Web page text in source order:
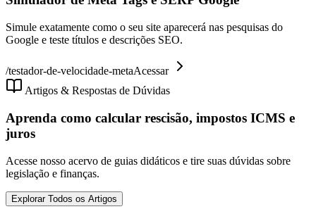
Simule exatamente como o seu site aparecerá nas pesquisas do
Google e teste títulos e descrições SEO.
/testador-de-velocidade-metaAcessar
Artigos & Respostas de Dúvidas
Aprenda como calcular rescisão, impostos ICMS e
juros
Acesse nosso acervo de guias didáticos e tire suas dúvidas sobre
legislação e finanças.
Explorar Todos os Artigos